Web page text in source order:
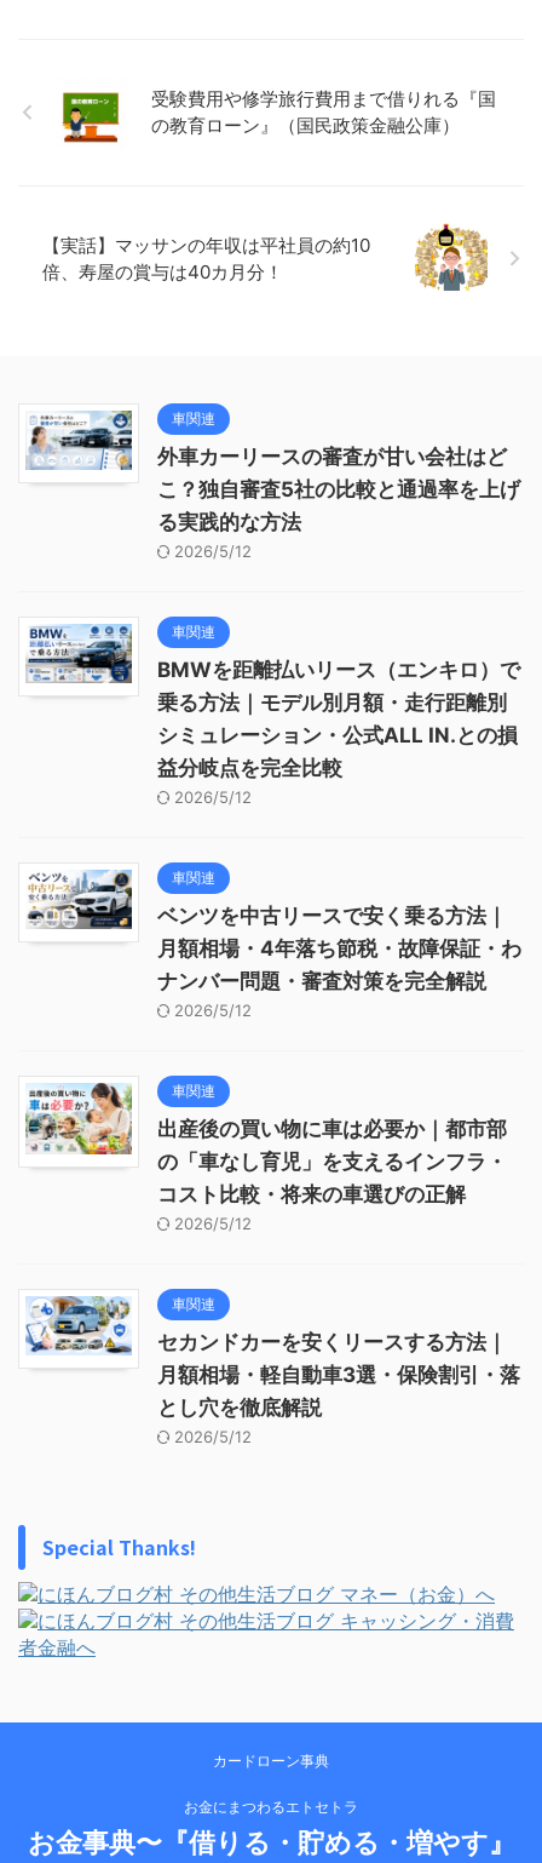
受験費用や修学旅行費用まで借りれる『国
の教育ローン』（国民政策金融公庫）
【実話】マッサンの年収は平社員の約10
倍、寿屋の賞与は40カ月分！
車関連
外車カーリースの審査が甘い会社はど
こ？独自審査5社の比較と通過率を上げ
る実践的な方法
2026/5/12
車関連
BMWを距離払いリース（エンキロ）で
乗る方法｜モデル別月額・走行距離別
シミュレーション・公式ALL IN.との損
益分岐点を完全比較
2026/5/12
車関連
ベンツを中古リースで安く乗る方法｜
月額相場・4年落ち節税・故障保証・わ
ナンバー問題・審査対策を完全解説
2026/5/12
車関連
出産後の買い物に車は必要か｜都市部
の「車なし育児」を支えるインフラ・
コスト比較・将来の車選びの正解
2026/5/12
車関連
セカンドカーを安くリースする方法｜
月額相場・軽自動車3選・保険割引・落
とし穴を徹底解説
2026/5/12
Special Thanks!
カードローン事典
お金にまつわるエトセトラ
お金事典〜『借りる・貯める・増やす』